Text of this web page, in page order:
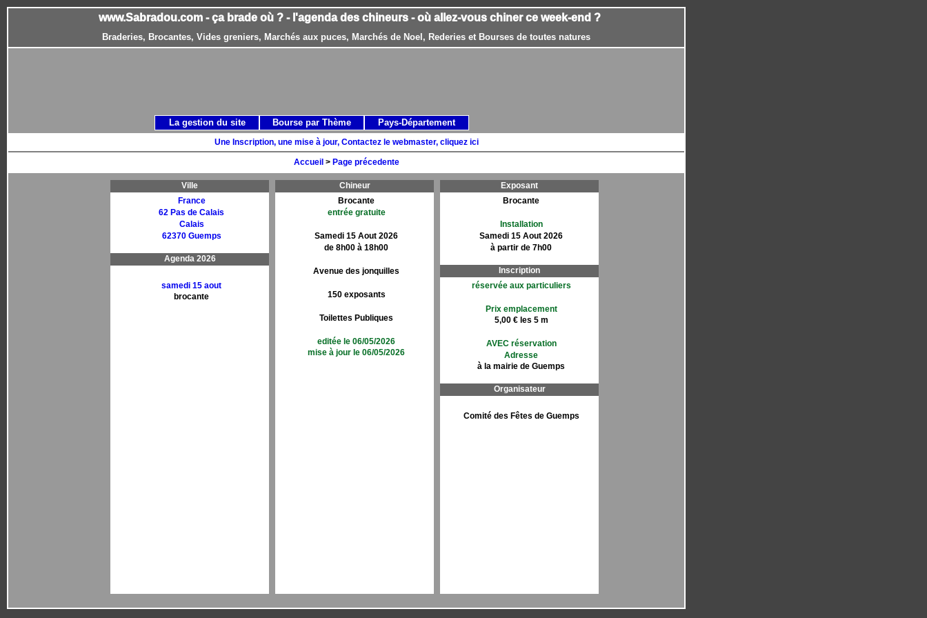
www.Sabradou.com - ça brade où ? - l'agenda des chineurs - où allez-vous chiner ce week-end ?
Braderies, Brocantes, Vides greniers, Marchés aux puces, Marchés de Noel, Rederies et Bourses de toutes natures
Une Inscription, une mise à jour, Contactez le webmaster, cliquez ici
Accueil > Page précedente
Ville
France
62 Pas de Calais
Calais
62370 Guemps
Agenda 2026
samedi 15 aout
brocante
Chineur
Brocante
entrée gratuite
Samedi 15 Aout 2026
de 8h00 à 18h00
Avenue des jonquilles
150 exposants
Toilettes Publiques
editée le 06/05/2026
mise à jour le 06/05/2026
Exposant
Brocante
Installation
Samedi 15 Aout 2026
à partir de 7h00
Inscription
réservée aux particuliers
Prix emplacement
5,00 € les 5 m
AVEC réservation
Adresse
à la mairie de Guemps
Organisateur
Comité des Fêtes de Guemps
La gestion du site Bourse par Thème Pays-Département